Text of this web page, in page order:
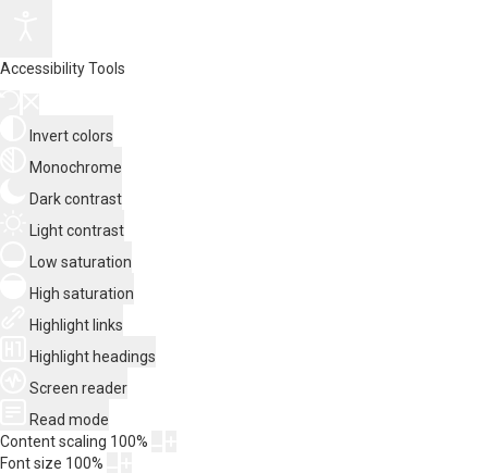
Accessibility Tools
Invert colors
Monochrome
Dark contrast
Light contrast
Low saturation
High saturation
Highlight links
Highlight headings
Screen reader
Read mode
Content scaling 100%
Font size 100%